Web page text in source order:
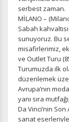
serbest zaman.
MİLANO –
Sabah
sunuyoruz. Bu
misafirlerimiz,
ve Outlet Turu
Turumuzda ilk
düzenlemek
Avrupa’nın
yanı sıra
Da Vinci’nin
sanat eserleriyle